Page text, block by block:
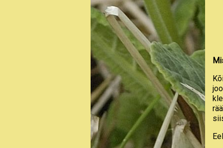
Tallinna LA Naksitrallid
"Mesilased"(6)
Tallinna Liivaku LA
"Õnneseened"(5)
Tallinna Meelespea LA
"Lepatriinud(1)
Tallinna Meelespea LA
"Naksitrallid"(4)
Tallinna Mustamäe G 3a (6)
Tallinna Tondi Kool 1(1)
Tallinna Tondi Kool 7-8(2)
Tartu LA Rõõmumaa
"Lepatriinud"
Tartu Maarjamõisa LA
"Sinilind"
Tõrva G 3a
(8)
Väike-Maarja G 4b
(7)
Valga PK 3c
Vana-Vigala PK 3
(4)